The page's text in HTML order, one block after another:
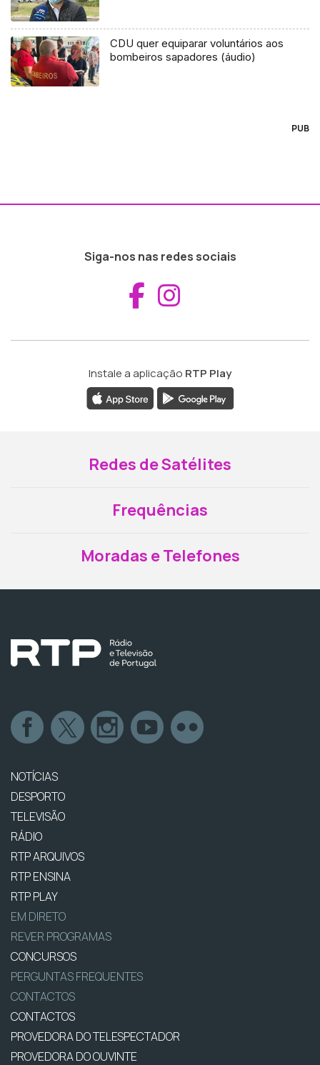
CDU quer equiparar voluntários aos
bombeiros sapadores (áudio)
PUB
Siga-nos nas redes sociais
Aceder ao
Instale a aplicação RTP Play
Redes de Satélites
Frequências
Moradas e Telefones
NOTÍCIAS
DESPORTO
TELEVISÃO
RÁDIO
RTP ARQUIVOS
RTP ENSINA
RTP PLAY
EM DIRETO
REVER PROGRAMAS
CONCURSOS
PERGUNTAS FREQUENTES
CONTACTOS
CONTACTOS
PROVEDORA DO TELESPECTADOR
PROVEDORA DO OUVINTE